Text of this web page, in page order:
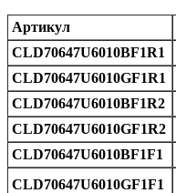
Артикул
CLD70647U6010BF1R1
CLD70647U6010GF1R1
CLD70647U6010BF1R2
CLD70647U6010GF1R2
CLD70647U6010BF1F1
CLD70647U6010GF1F1